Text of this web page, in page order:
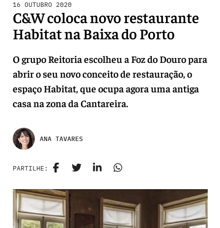
16 OUTUBRO 2020
C&W coloca novo restaurante
Habitat na Baixa do Porto
O grupo Reitoria escolheu a Foz do Douro para
abrir o seu novo conceito de restauração, o
espaço Habitat, que ocupa agora uma antiga
casa na zona da Cantareira.
ANA TAVARES
PARTILHE: